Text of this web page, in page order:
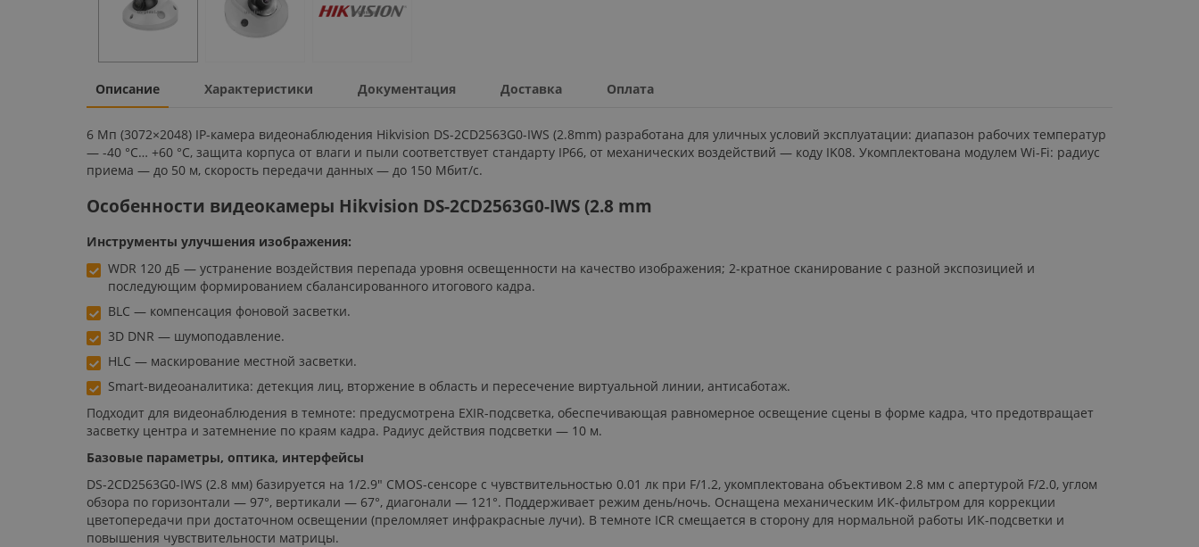
Описание Характеристики Документация Доставка Оплата
6 Мп (3072×2048) IP-камера видеонаблюдения Hikvision DS-2CD2563G0-IWS (2.8mm) разработана для уличных условий эксплуатации: диапазон рабочих температур
— -40 °C… +60 °C, защита корпуса от влаги и пыли соответствует стандарту IP66, от механических воздействий — коду IK08. Укомплектована модулем Wi-Fi: радиус
приема — до 50 м, скорость передачи данных — до 150 Мбит/с.
Особенности видеокамеры Hikvision DS-2CD2563G0-IWS (2.8 mm
Инструменты улучшения изображения:
WDR 120 дБ — устранение воздействия перепада уровня освещенности на качество изображения; 2-кратное сканирование с разной экспозицией и
последующим формированием сбалансированного итогового кадра.
BLC — компенсация фоновой засветки.
3D DNR — шумоподавление.
HLC — маскирование местной засветки.
Smart-видеоаналитика: детекция лиц, вторжение в область и пересечение виртуальной линии, антисаботаж.
Подходит для видеонаблюдения в темноте: предусмотрена EXIR-подсветка, обеспечивающая равномерное освещение сцены в форме кадра, что предотвращает
засветку центра и затемнение по краям кадра. Радиус действия подсветки — 10 м.
Базовые параметры, оптика, интерфейсы
DS-2CD2563G0-IWS (2.8 мм) базируется на 1/2.9" CMOS-сенсоре с чувствительностью 0.01 лк при F/1.2, укомплектована объективом 2.8 мм с апертурой F/2.0, углом
обзора по горизонтали — 97°, вертикали — 67°, диагонали — 121°. Поддерживает режим день/ночь. Оснащена механическим ИК-фильтром для коррекции
цветопередачи при достаточном освещении (преломляет инфракрасные лучи). В темноте ICR смещается в сторону для нормальной работы ИК-подсветки и
повышения чувствительности матрицы.